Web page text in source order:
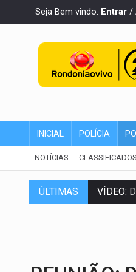
Seja Bem vindo. Entrar /
INICIAL POLÍCIA
NOTÍCIAS CLASSIFICADOS
ÚLTIMAS VÍDEO:
VÍDEO: